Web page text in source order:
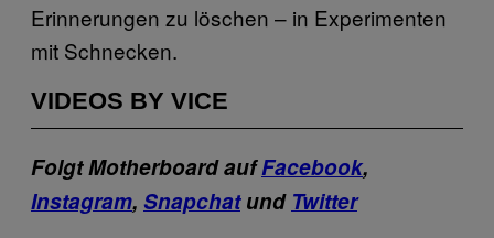
Erinnerungen zu löschen – in Experimenten
mit Schnecken.
VIDEOS BY VICE
Folgt Motherboard aufFacebook,
Instagram, Snapchatund Twitter